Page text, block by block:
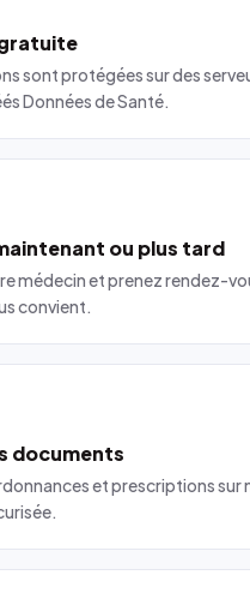
sont protégées sur des
Données de Santé.
ou plus tard
médecin et prenez rendez-
convient.
documents
et prescriptions sur